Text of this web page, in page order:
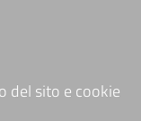
del sito e cookie